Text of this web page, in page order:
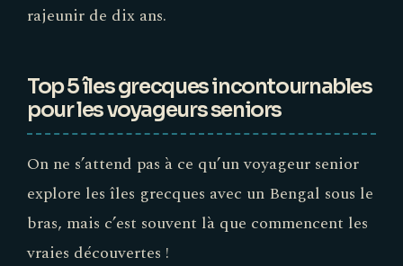
rajeunir de dix ans.
Top 5 îles grecques incontournables
pour les voyageurs seniors
On ne s’attend pas à ce qu’un voyageur senior
explore les îles grecques avec un Bengal sous le
bras, mais c’est souvent là que commencent les
vraies découvertes !